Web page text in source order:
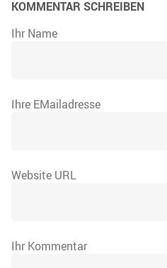
KOMMENTAR SCHREIBEN
Ihr Name
Ihre EMailadresse
Website URL
Ihr Kommentar